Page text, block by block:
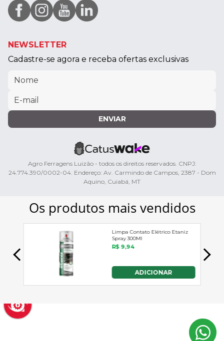
NEWSLETTER
Cadastre-se agora e receba ofertas exclusivas
ENVIAR
Agro Ferragens Luizão - todos os direitos reservados. CNPJ:
24.774.390/0002-04. Endereço: Av. Carmindo de Campos, 2387 - Dom
Aquino, Cuiabá, MT